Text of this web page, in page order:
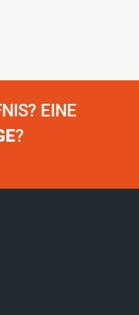
EINE
?